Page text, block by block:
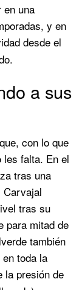
en una
y en
desde el
a sus
con lo que
les falta. En el
tras una
Carvajal
tras su
para mitad de
también
toda la
la presión de